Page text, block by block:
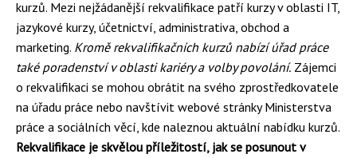
kurzů. Mezi nejžádanější rekvalifikace patří kurzy v oblasti IT,
jazykové kurzy, účetnictví, administrativa, obchod a
marketing. Kromě rekvalifikačních kurzů nabízí úřad práce
také poradenství v oblasti kariéry a volby povolání. Zájemci
o rekvalifikaci se mohou obrátit na svého zprostředkovatele
na úřadu práce nebo navštívit webové stránky Ministerstva
práce a sociálních věcí, kde naleznou aktuální nabídku kurzů.
Rekvalifikace je skvělou příležitostí, jak se posunout v